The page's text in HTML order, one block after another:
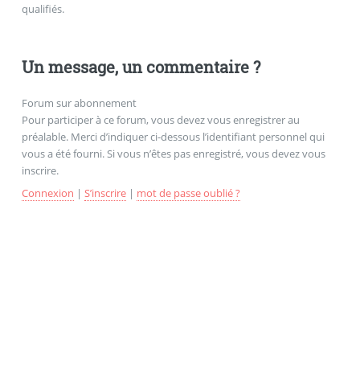
qualifiés.
Un message, un commentaire ?
Forum sur abonnement
Pour participer à ce forum, vous devez vous enregistrer au
préalable. Merci d’indiquer ci-dessous l’identifiant personnel qui
vous a été fourni. Si vous n’êtes pas enregistré, vous devez vous
inscrire.
Connexion | S’inscrire| mot de passe oublié ?